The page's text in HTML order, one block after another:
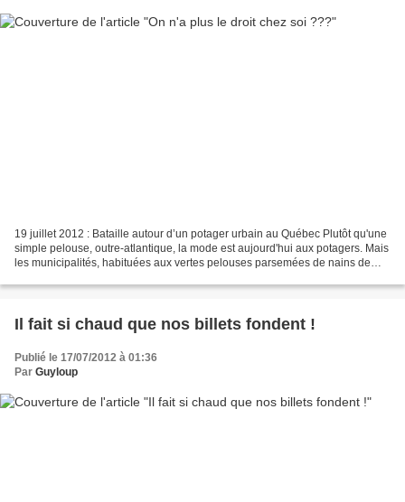
19 juillet 2012 : Bataille autour d’un potager urbain au Québec Plutôt qu'une
simple pelouse, outre-atlantique, la mode est aujourd'hui aux potagers. Mais
les municipalités, habituées aux vertes pelouses parsemées de nains de
Il fait si chaud que nos billets fondent !
Publié le 17/07/2012 à 01:36
Par Guyloup